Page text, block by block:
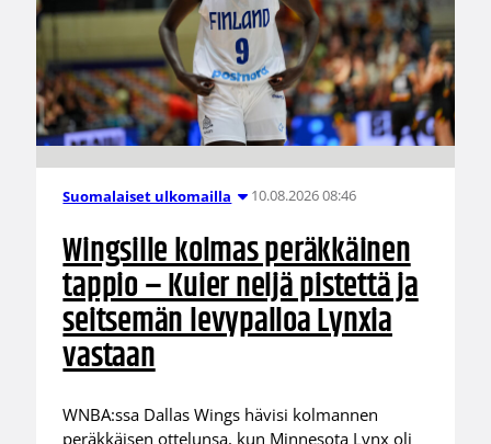
Suomalaiset ulkomailla 10.08.2026 08:46
Wingsille kolmas peräkkäinen
tappio – Kuier neljä pistettä ja
seitsemän levypalloa Lynxia
vastaan
WNBA:ssa Dallas Wings hävisi kolmannen
peräkkäisen ottelunsa, kun Minnesota Lynx oli